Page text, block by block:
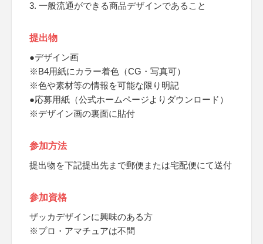
3. 一般流通ができる商品デザインであること
提出物
●デザイン画
※B4用紙にカラー着色（CG・写真可）
※色や素材等の情報を可能な限り明記
●応募用紙（公式ホームページよりダウンロード）
※デザイン画の裏面に貼付
参加方法
提出物を下記提出先まで郵便または宅配便にて送付
参加資格
ザッカデザインに興味のある方
※プロ・アマチュアは不問